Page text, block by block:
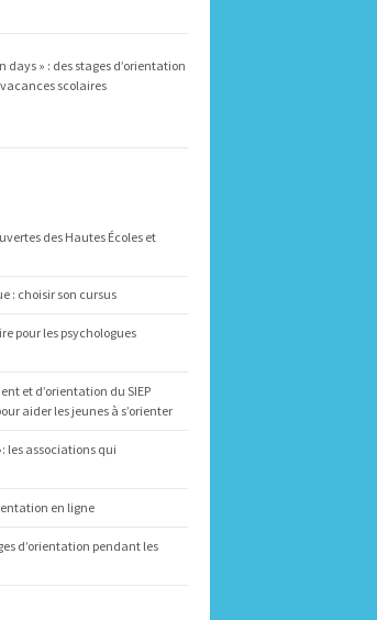
days » : des stages d’orientation
scolaires
des Hautes Écoles et
: choisir son cursus
pour les psychologues
et d’orientation du SIEP
aider les jeunes à s’orienter
les associations qui
en ligne
d’orientation pendant les